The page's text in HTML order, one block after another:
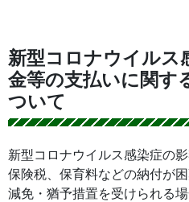
新型コロナウイルス
金等の支払いに関す
ついて
新型コロナウイルス感染症の
保険税、保育料などの納付が
減免・猶予措置を受けられる場